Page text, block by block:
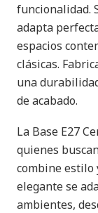
funcionalidad.
adapta
espacios
clásicas.
una
de acabado.
La Base E27
quienes
combine estilo
elegante se
ambientes,